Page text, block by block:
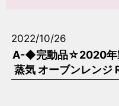
2022/10/26
A-◆完動品☆2020年
蒸気 オーブンレン